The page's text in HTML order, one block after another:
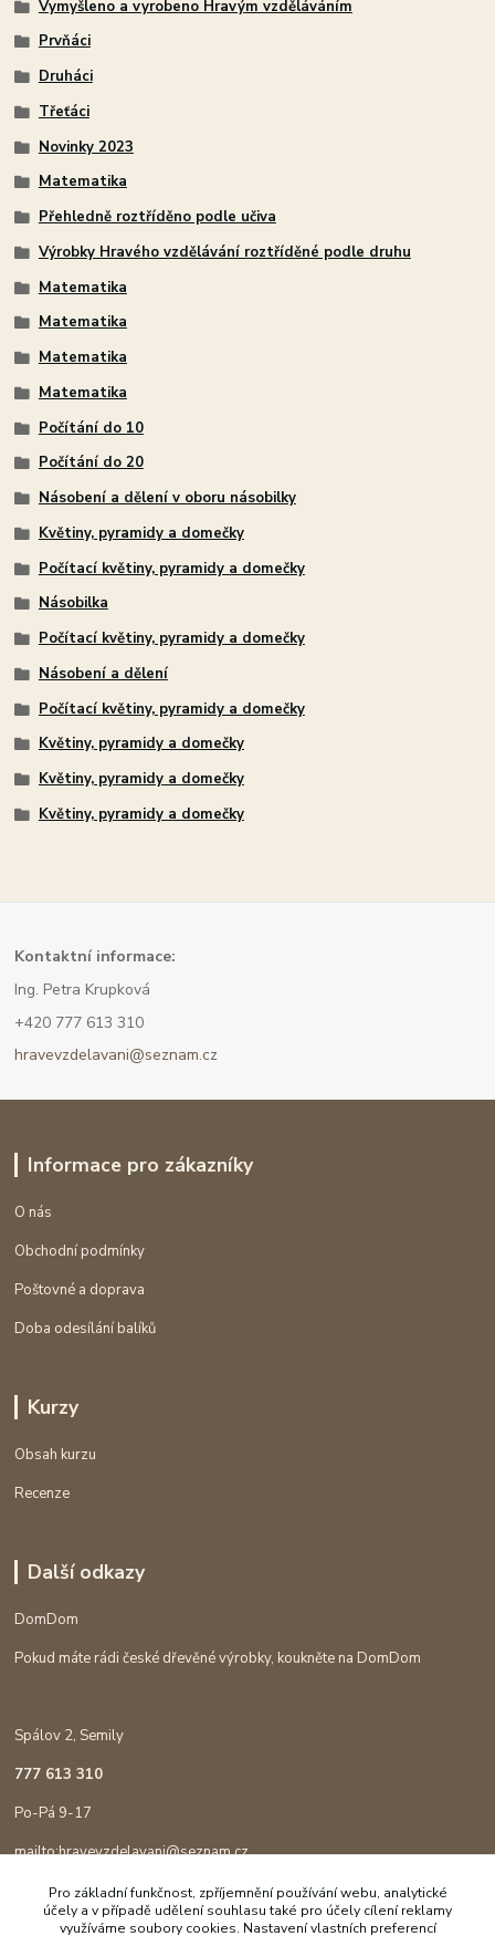
Vymyšleno a vyrobeno Hravým vzděláváním
Prvňáci
Druháci
Třeťáci
Novinky 2023
Matematika
Přehledně roztříděno podle učiva
Výrobky Hravého vzdělávání roztříděné podle druhu
Matematika
Matematika
Matematika
Matematika
Počítání do 10
Počítání do 20
Násobení a dělení v oboru násobilky
Květiny, pyramidy a domečky
Počítací květiny, pyramidy a domečky
Násobilka
Počítací květiny, pyramidy a domečky
Násobení a dělení
Počítací květiny, pyramidy a domečky
Květiny, pyramidy a domečky
Květiny, pyramidy a domečky
Květiny, pyramidy a domečky
Kontaktní informace:
Ing. Petra Krupková
+420 777 613 310
hravevzdelavani@seznam.cz
Informace pro zákazníky
O nás
Obchodní podmínky
Poštovné a doprava
Doba odesílání balíků
Kurzy
Obsah kurzu
Recenze
Další odkazy
DomDom
Pokud máte rádi české dřevěné výrobky, koukněte na DomDom
Spálov 2, Semily
777 613 310
Po-Pá 9-17
mailto:hravevzdelavani@seznam.cz
Pro základní funkčnost, zpříjemnění používání webu, analytické
účely a v případě udělení souhlasu také pro účely cílení reklamy
využíváme soubory cookies. Nastavení vlastních preferencí